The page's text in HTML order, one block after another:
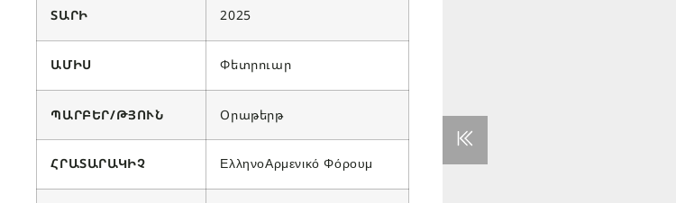
ՏԱՐԻ 2025
ԱՄԻՍ Փետրուար
ՊԱՐԲԵՐ/ԹՅՈՒՆ Օրաթերթ
ՀՐԱՏԱՐԱԿԻՉ ΕλληνοΑρμενικό Φόρουμ